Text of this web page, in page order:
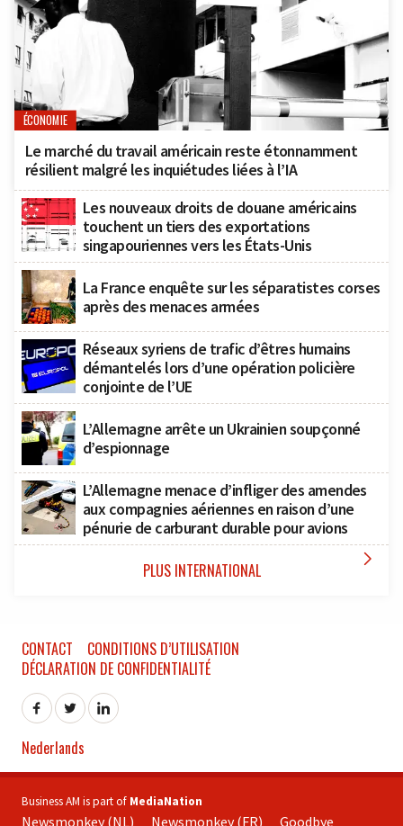
ÉCONOMIE
Le marché du travail américain reste étonnamment
résilient malgré les inquiétudes liées à l’IA
Les nouveaux droits de douane américains
touchent un tiers des exportations
singapouriennes vers les États-Unis
La France enquête sur les séparatistes corses
après des menaces armées
Réseaux syriens de trafic d’êtres humains
démantelés lors d’une opération policière
conjointe de l’UE
L’Allemagne arrête un Ukrainien soupçonné
d’espionnage
L’Allemagne menace d’infliger des amendes
aux compagnies aériennes en raison d’une
pénurie de carburant durable pour avions
PLUS INTERNATIONAL 
CONTACT
CONDITIONS D’UTILISATION
DÉCLARATION DE CONFIDENTIALITÉ
Nederlands
Business AM is part of MediaNation
Newsmonkey (NL) Newsmonkey (FR) Goodbye